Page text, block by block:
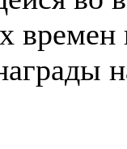
времен